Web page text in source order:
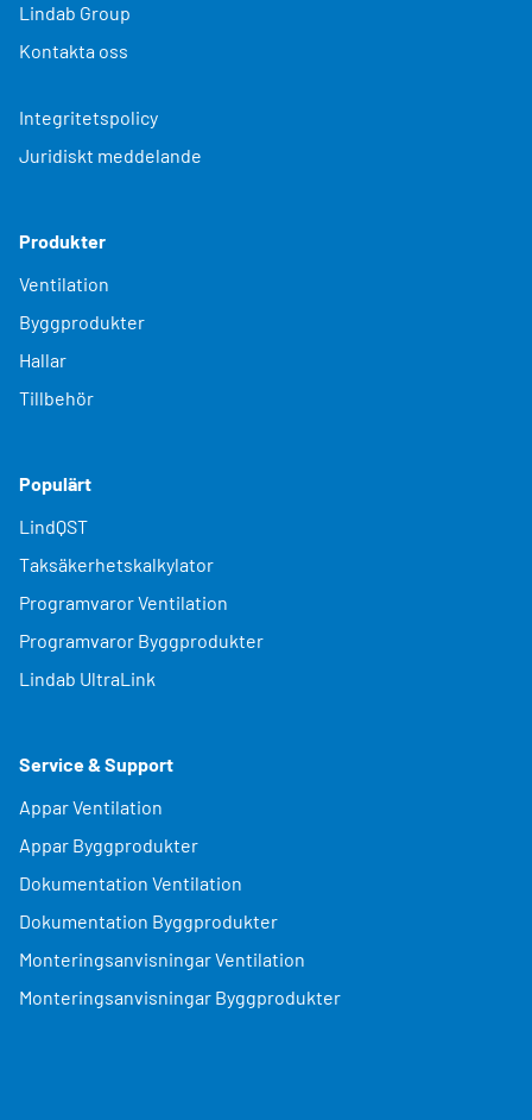
Lindab Group
Kontakta oss
Integritetspolicy
Juridiskt meddelande
Produkter
Ventilation
Byggprodukter
Hallar
Tillbehör
Populärt
LindQST
Taksäkerhetskalkylator
Programvaror Ventilation
Programvaror Byggprodukter
Lindab UltraLink
Service & Support
Appar Ventilation
Appar Byggprodukter
Dokumentation Ventilation
Dokumentation Byggprodukter
Monteringsanvisningar Ventilation
Monteringsanvisningar Byggprodukter